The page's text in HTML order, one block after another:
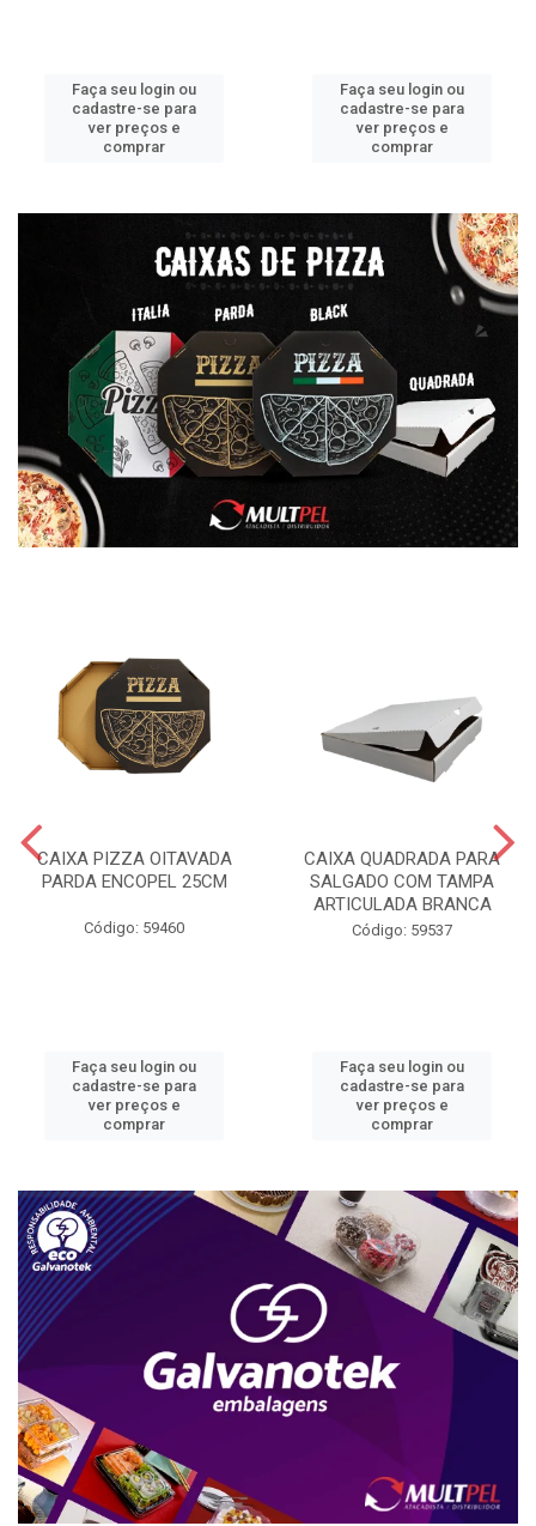
Faça seu login ou
cadastre-se para
ver preços e
comprar
Faça seu login ou
cadastre-se para
ver preços e
comprar
CAIXA PIZZA OITAVADA
PARDA ENCOPEL 25CM
Código: 59460
Faça seu login ou
cadastre-se para
ver preços e
comprar
CAIXA QUADRADA PARA
SALGADO COM TAMPA
ARTICULADA BRANCA
Código: 59537
Faça seu login ou
cadastre-se para
ver preços e
comprar